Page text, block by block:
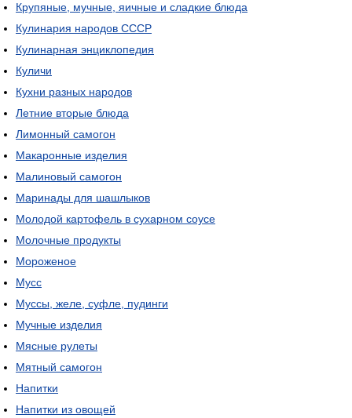
Крупяные, мучные, яичные и сладкие блюда
Кулинария народов СССР
Кулинарная энциклопедия
Куличи
Кухни разных народов
Летние вторые блюда
Лимонный самогон
Макаронные изделия
Малиновый самогон
Маринады для шашлыков
Молодой картофель в сухарном соусе
Молочные продукты
Мороженое
Мусс
Муссы, желе, суфле, пудинги
Мучные изделия
Мясные рулеты
Мятный самогон
Напитки
Напитки из овощей